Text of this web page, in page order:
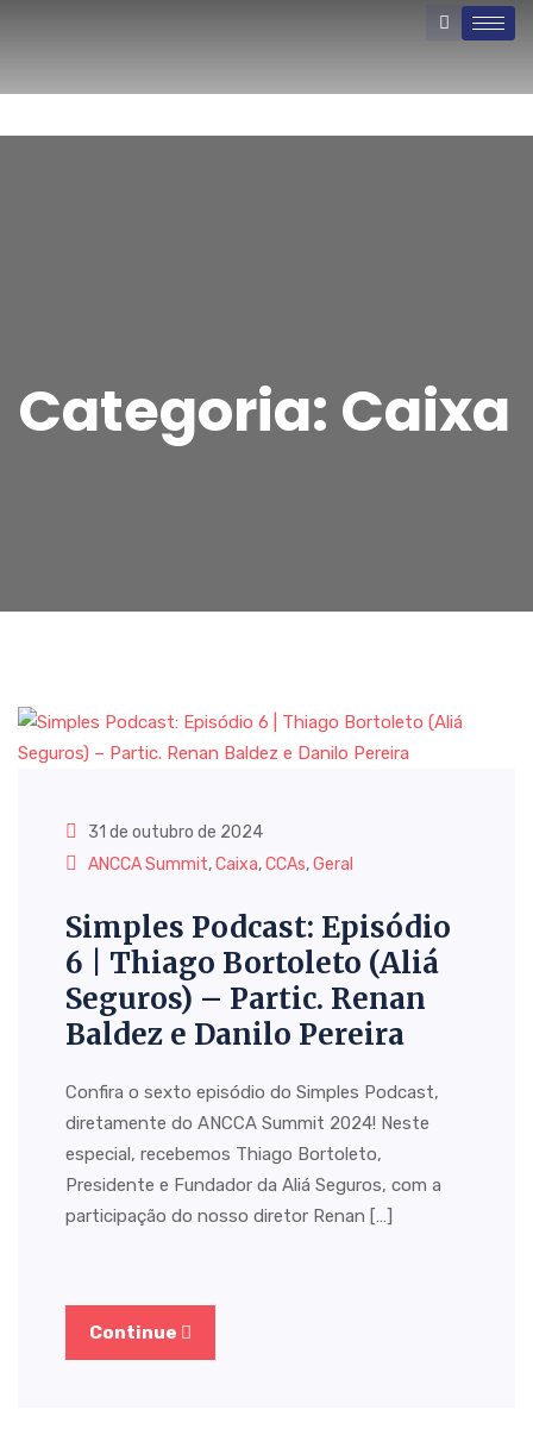
Categoria: Caixa
31 de outubro de 2024
ANCCA Summit,Caixa,CCAs,Geral
Simples Podcast: Episódio
6 | Thiago Bortoleto (Aliá
Seguros) – Partic. Renan
Baldez e Danilo Pereira
Confira o sexto episódio do Simples Podcast,
diretamente do ANCCA Summit 2024! Neste
especial, recebemos Thiago Bortoleto,
Presidente e Fundador da Aliá Seguros, com a
participação do nosso diretor Renan […]
Continue